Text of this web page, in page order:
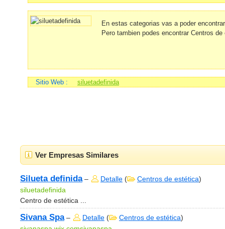
En estas categorias vas a poder
Pero tambien podes encontrar Centros
Sitio Web : siluetadefinida
Ver Empresas Similares
Silueta definida– Detalle ( Centros de estética)
siluetadefinida
Centro de estética ...
Sivana Spa– Detalle ( Centros de estética)